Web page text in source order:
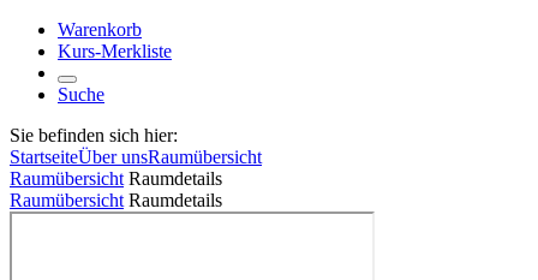
Warenkorb
Kurs-Merkliste
Suche
Sie befinden sich hier:
StartseiteÜber unsRaumübersicht
Raumübersicht Raumdetails
Raumübersicht Raumdetails